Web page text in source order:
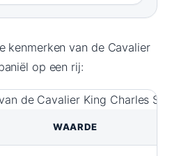
kenmerken van de Cavalier
op een rij:
de Cavalier King Charles Spaniël
WAARDE